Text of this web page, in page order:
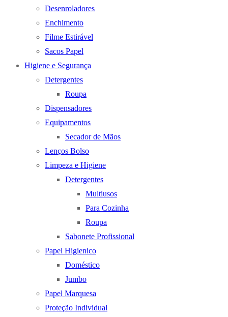
Desenroladores
Enchimento
Filme Estirável
Sacos Papel
Higiene e Segurança
Detergentes
Roupa
Dispensadores
Equipamentos
Secador de Mãos
Lenços Bolso
Limpeza e Higiene
Detergentes
Multiusos
Para Cozinha
Roupa
Sabonete Profissional
Papel Higienico
Doméstico
Jumbo
Papel Marquesa
Proteção Individual